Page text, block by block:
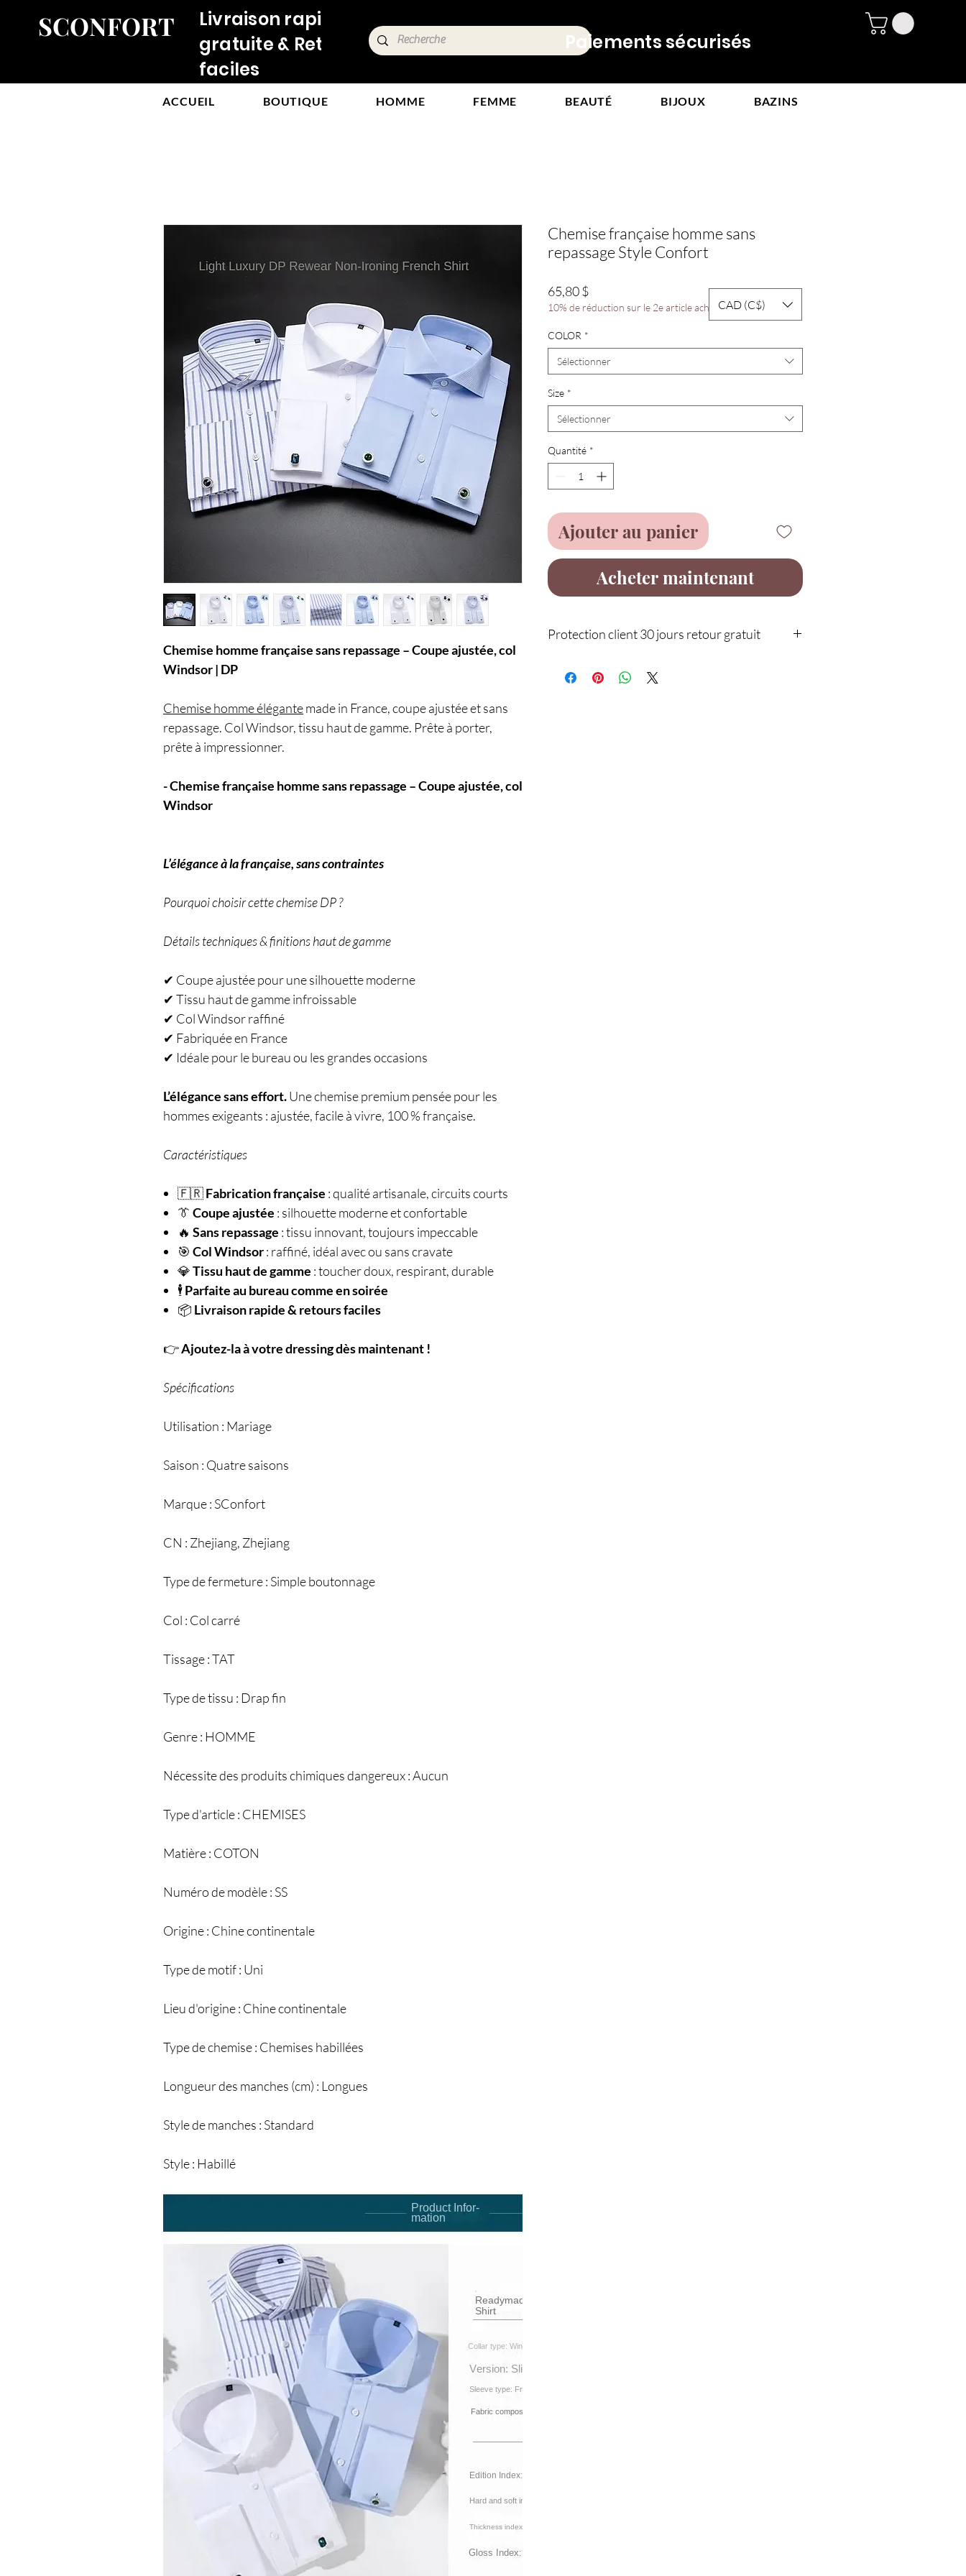
SCONFORT
Livraison rapide,
gratuite & Retours
faciles
Paiements sécurisés
ACCUEIL BOUTIQUE HOMME FEMME BEAUTÉ BIJOUX BAZINS
Chemise homme française sans repassage – Coupe ajustée, col
Windsor | DP
Chemise homme élégantemade in France, coupe ajustée et sans
repassage. Col Windsor, tissu haut de gamme. Prête à porter,
prête à impressionner.
- Chemise française homme sans repassage – Coupe ajustée, col
Windsor
L’élégance à la française, sans contraintes
Pourquoi choisir cette chemise DP ?
Détails techniques & finitions haut de gamme
✔ Coupe ajustée pour une silhouette moderne
✔ Tissu haut de gamme infroissable
✔ Col Windsor raffiné
✔ Fabriquée en France
✔ Idéale pour le bureau ou les grandes occasions
L’élégance sans effort.Une chemise premium pensée pour les
hommes exigeants : ajustée, facile à vivre, 100 % française.
Caractéristiques
🇫🇷Fabrication française : qualité artisanale, circuits courts
👔 Coupe ajustée : silhouette moderne et confortable
🔥 Sans repassage : tissu innovant, toujours impeccable
🎯 Col Windsor: raffiné, idéal avec ou sans cravate
💎Tissu haut de gamme : toucher doux, respirant, durable
🕴️Parfaite au bureau comme en soirée
📦 Livraison rapide & retours faciles
👉Ajoutez-la à votre dressing dès maintenant !
Spécifications
Utilisation : Mariage
Saison : Quatre saisons
Marque : SConfort
CN : Zhejiang, Zhejiang
Type de fermeture : Simple boutonnage
Col : Col carré
Tissage : TAT
Type de tissu : Drap fin
Genre : HOMME
Nécessite des produits chimiques dangereux : Aucun
Type d'article : CHEMISES
Matière : COTON
Numéro de modèle : SS
Origine : Chine continentale
Type de motif : Uni
Lieu d'origine : Chine continentale
Type de chemise : Chemises habillées
Longueur des manches (cm) : Longues
Style de manches : Standard
Style : Habillé
Chemise française homme sans
repassage Style Confort
65,80 $Prix
10% de réduction sur le 2e article acheté
COLOR *
Sélectionner
Size *
Sélectionner
Quantité *
Ajouter au panier
Acheter maintenant
Protection client 30 jours retour gratuit
CAD (C$)